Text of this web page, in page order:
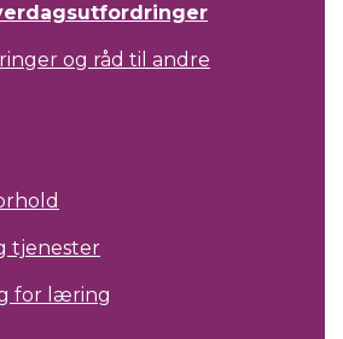
og råd til andre
tjenester
for læring